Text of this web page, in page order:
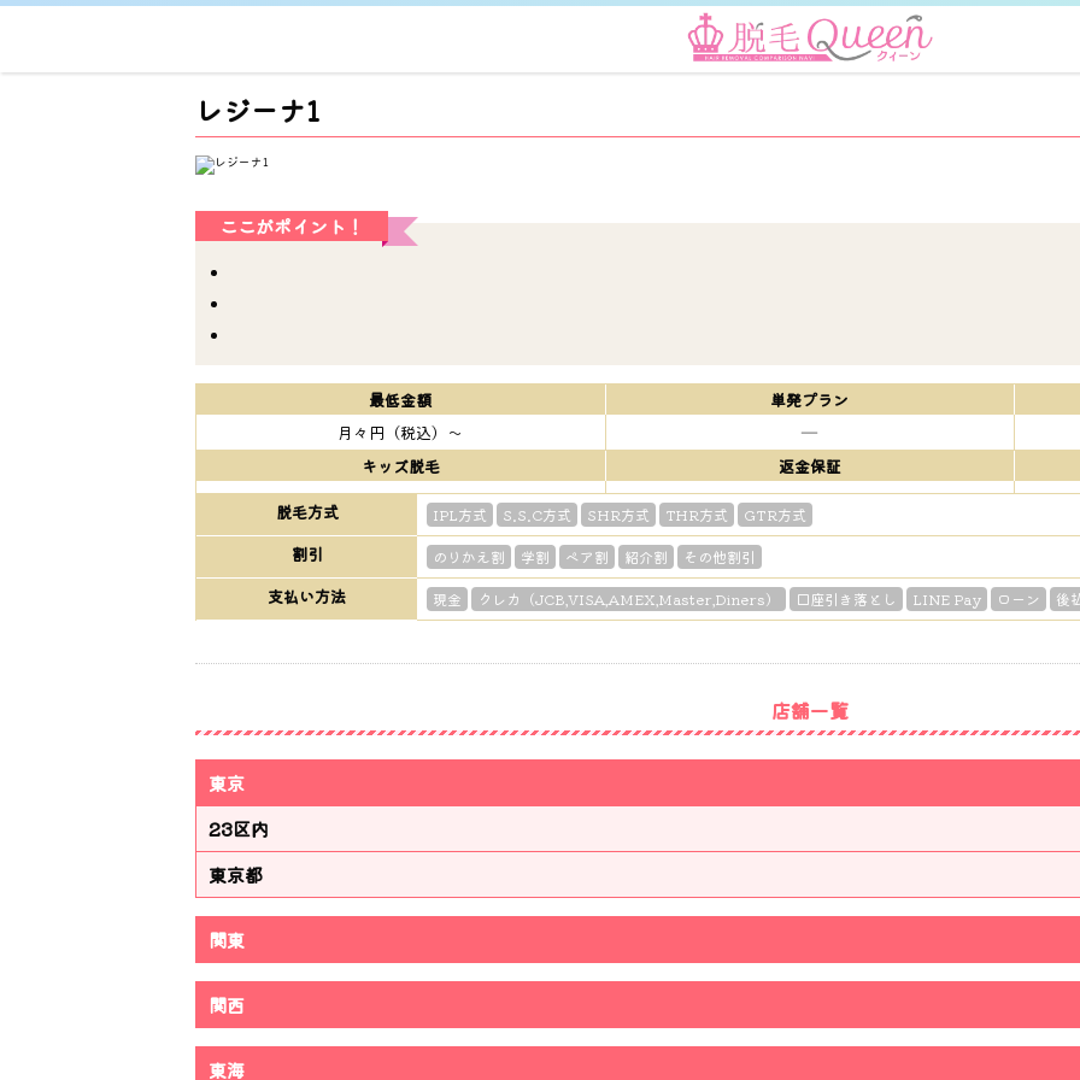
レジーナ1
ここがポイント！
最低金額
単発プラン
月々円（税込）～
―
キッズ脱毛
返金保証
脱毛方式
IPL方式 S.S.C方式 SHR方式 THR方式 GTR方式
割引 のりかえ割 学割 ペア割 紹介割 その他割引
支払い方法 現金 クレカ（JCB,VISA,AMEX,Master,Diners） 口座引き落とし LINE Pay ローン 後
店舗一覧
東京
23区内
東京都
関東
関西
東海